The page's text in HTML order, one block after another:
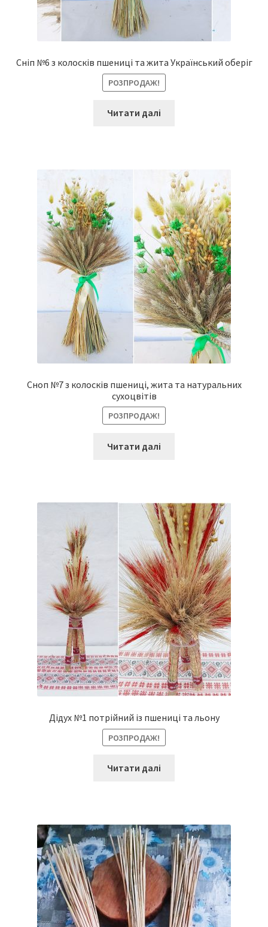
Сніп №6 з колосків пшениці та жита Український оберіг
РОЗПРОДАЖ!
Читати далі
Сноп №7 з колосків пшениці, жита та натуральних
сухоцвітів
РОЗПРОДАЖ!
Читати далі
Дідух №1 потрійний із пшениці та льону
РОЗПРОДАЖ!
Читати далі